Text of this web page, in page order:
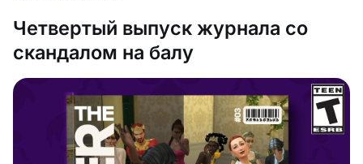
Четвертый выпуск журнала со
скандалом на балу